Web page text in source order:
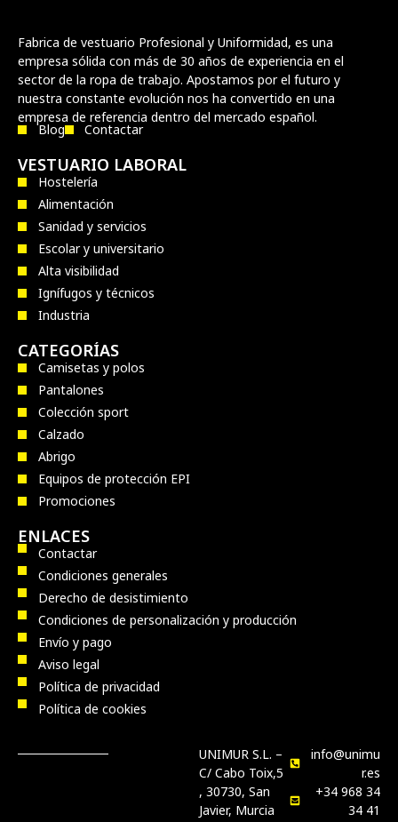
Fabrica de vestuario Profesional y Uniformidad, es una
empresa sólida con más de 30 años de experiencia en el
sector de la ropa de trabajo. Apostamos por el futuro y
nuestra constante evolución nos ha convertido en una
empresa de referencia dentro del mercado español.
Blog Contactar
VESTUARIO LABORAL
Hostelería
Alimentación
Sanidad y servicios
Escolar y universitario
Alta visibilidad
Ignífugos y técnicos
Industria
CATEGORÍAS
Camisetas y polos
Pantalones
Colección sport
Calzado
Abrigo
Equipos de protección EPI
Promociones
ENLACES
Contactar
Condiciones generales
Derecho de desistimiento
Condiciones de personalización y producción
Envío y pago
Aviso legal
Política de privacidad
Política de cookies
UNIMUR S.L. –
C/ Cabo Toix,5
, 30730, San
Javier, Murcia
info@unimu
r.es
+34 968 34
34 41